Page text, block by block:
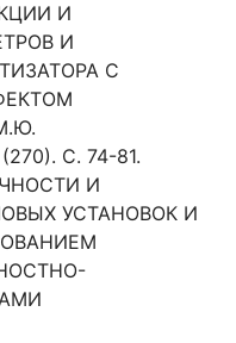
И
И
С
С. 74-81.
И
УСТАНОВОК И